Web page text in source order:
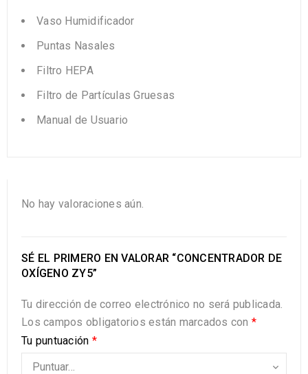
Vaso Humidificador
Puntas Nasales
Filtro HEPA
Filtro de Partículas Gruesas
Manual de Usuario
No hay valoraciones aún.
SÉ EL PRIMERO EN VALORAR “CONCENTRADOR DE
OXÍGENO ZY5”
Tu dirección de correo electrónico no será publicada.
Los campos obligatorios están marcados con *
Tu puntuación *